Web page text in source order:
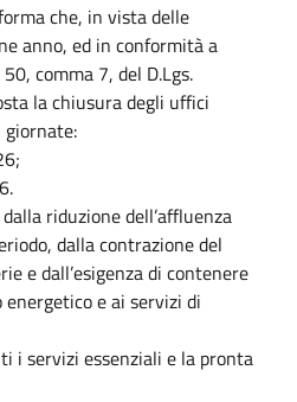
che, in vista delle
anno, ed in conformità a
comma 7, del D.Lgs.
la chiusura degli uffici
riduzione dell’affluenza
dalla contrazione del
e dall’esigenza di contenere
e ai servizi di
i servizi essenziali e la pronta